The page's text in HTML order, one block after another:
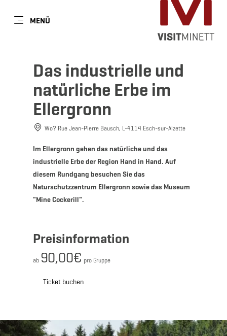
Hauptinhalt
Navigation
MENÜ
DE
Das industrielle und
natürliche Erbe im
Ellergronn
Wo? Rue Jean-Pierre Bausch, L-4114 Esch-sur-Alzette
Im Ellergronn gehen das natürliche und das
industrielle Erbe der Region Hand in Hand. Auf
diesem Rundgang besuchen Sie das
Naturschutzzentrum Ellergronn sowie das Museum
"Mine Cockerill".
Preisinformation
ab 90,00€ pro Gruppe
Ticket buchen